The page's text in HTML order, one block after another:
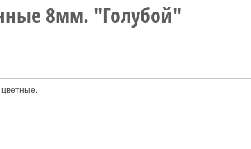
8мм. "Голубой"